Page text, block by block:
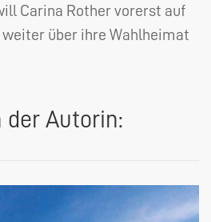
Carina Rother vorerst auf
weiter über ihre Wahlheimat
der Autorin: